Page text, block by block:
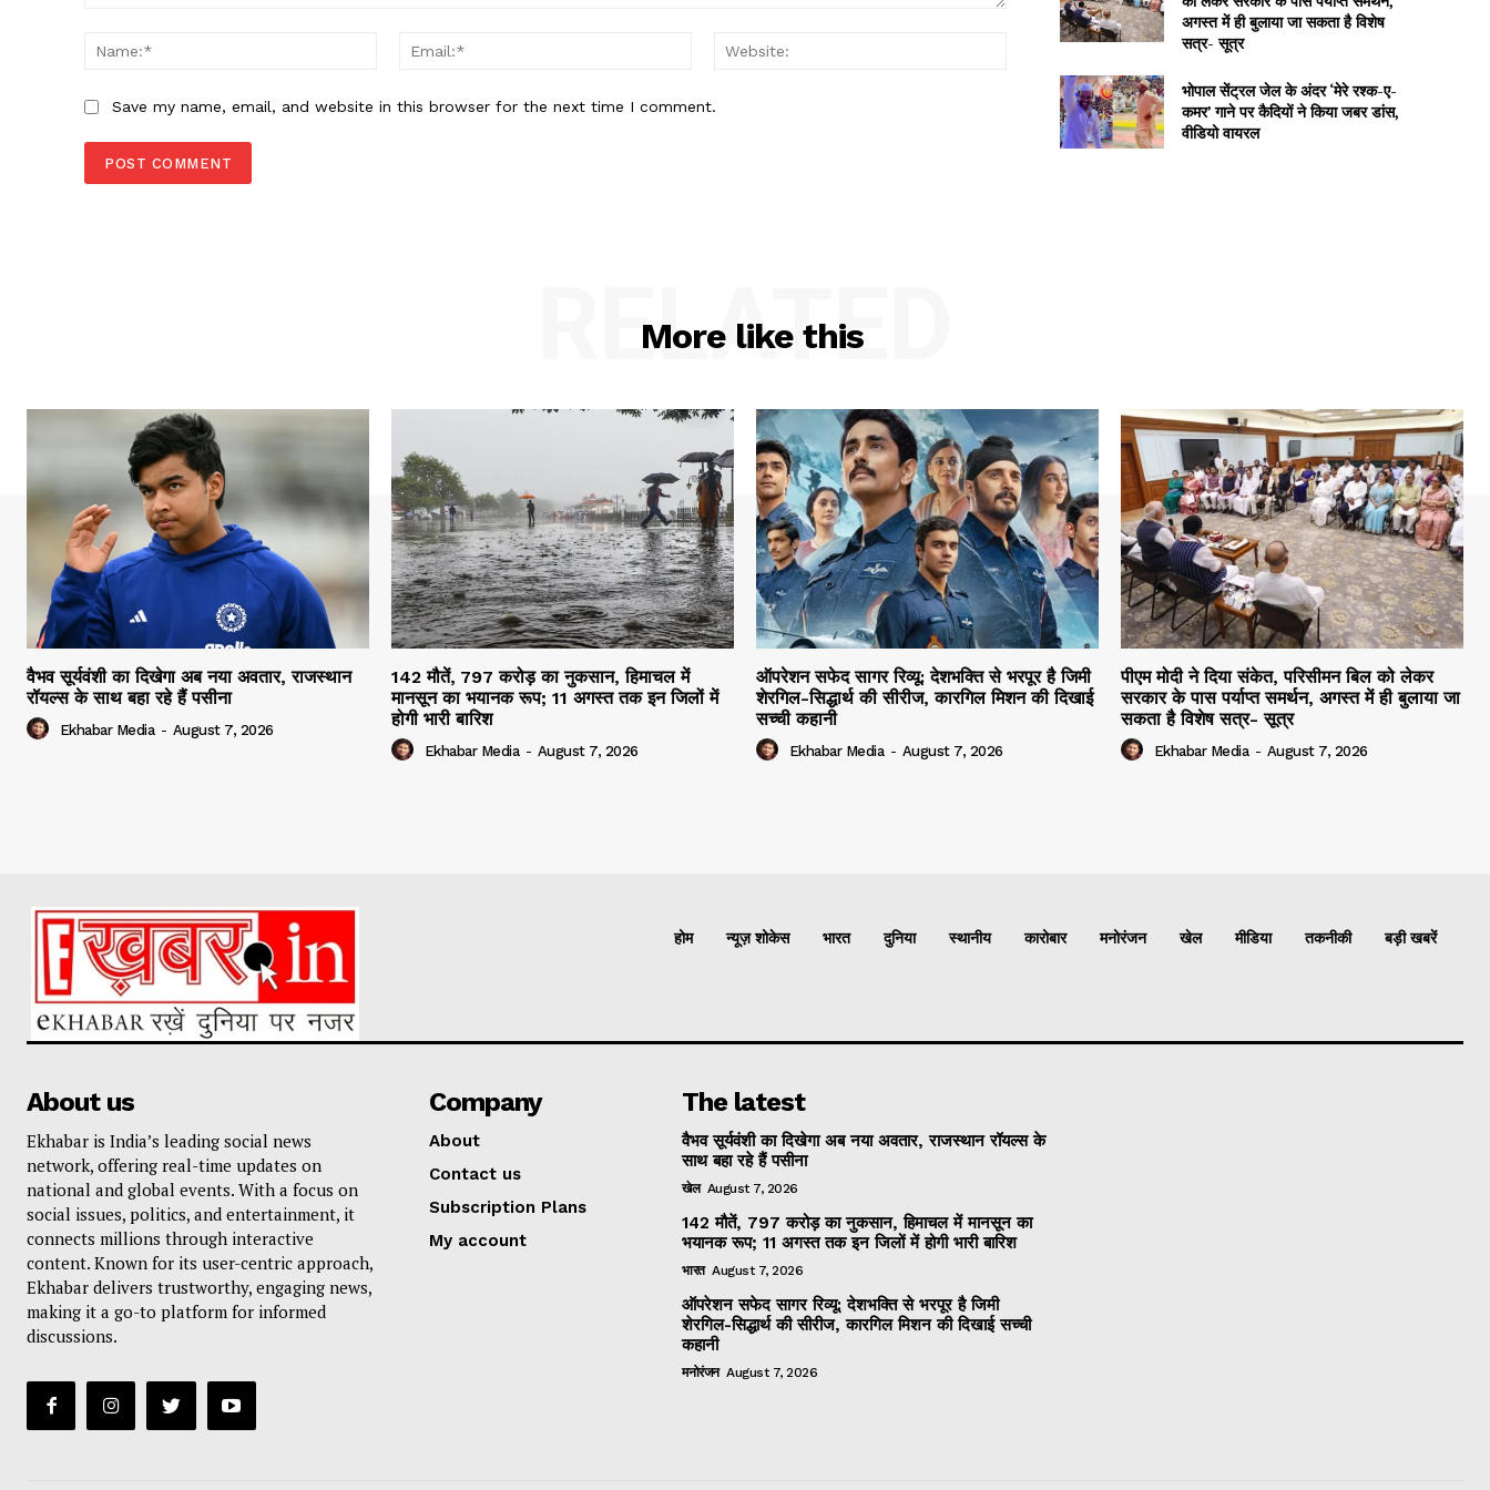
Name:*
Email:* Website:
Save my name, email, and website in this browser for the next time I comment.
अगस्त में ही बुलाया जा सकता है विशेष
सत्र- सूत्र
भोपाल सेंट्रल जेल के अंदर ‘मेरे रश्क-ए-
कमर’ गाने पर कैदियों ने किया जबर डांस,
वीडियो वायरल
More like this
RELATED
वैभव सूर्यवंशी का दिखेगा अब नया अवतार, राजस्थान
रॉयल्स के साथ बहा रहे हैं पसीना
Ekhabar Media - August 7, 2026
142 मौतें, 797 करोड़ का नुकसान, हिमाचल में
मानसून का भयानक रूप; 11 अगस्त तक इन जिलों में
होगी भारी बारिश
Ekhabar Media - August 7, 2026
ऑपरेशन सफेद सागर रिव्यू: देशभक्ति से भरपूर है जिमी
शेरगिल-सिद्धार्थ की सीरीज, कारगिल मिशन की दिखाई
सच्ची कहानी
Ekhabar Media - August 7, 2026
पीएम मोदी ने दिया संकेत, परिसीमन बिल को लेकर
सरकार के पास पर्याप्त समर्थन, अगस्त में ही बुलाया जा
सकता है विशेष सत्र- सूत्र
Ekhabar Media - August 7, 2026
होम न्यूज़ शोकेस भारत दुनिया स्थानीय कारोबार मनोरंजन खेल मीडिया तकनीकी बड़ी खबरें
About us
Ekhabar is India’s leading social news
network, offering real-time updates on
national and global events. With a focus on
social issues, politics, and entertainment, it
connects millions through interactive
content. Known for its user-centric approach,
Ekhabar delivers trustworthy, engaging news,
making it a go-to platform for informed
discussions.
Company
About
Contact us
Subscription Plans
My account
The latest
वैभव सूर्यवंशी का दिखेगा अब नया अवतार, राजस्थान रॉयल्स के
साथ बहा रहे हैं पसीना
खेल August 7, 2026
142 मौतें, 797 करोड़ का नुकसान, हिमाचल में मानसून का
भयानक रूप; 11 अगस्त तक इन जिलों में होगी भारी बारिश
भारत August 7, 2026
ऑपरेशन सफेद सागर रिव्यू: देशभक्ति से भरपूर है जिमी
शेरगिल-सिद्धार्थ की सीरीज, कारगिल मिशन की दिखाई सच्ची
कहानी
मनोरंजन August 7, 2026